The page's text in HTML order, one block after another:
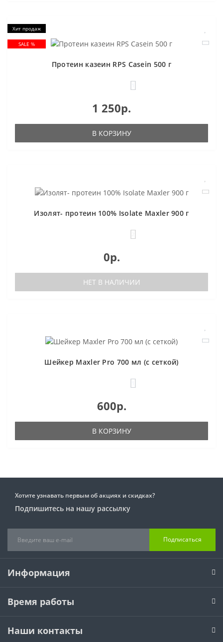
Хит продаж
SALE %
Протеин казеин RPS Casein 500 г
1 250р.
В КОРЗИНУ
Изолят- протеин 100% Isolate Maxler 900 г
0р.
НЕТ В НАЛИЧИИ
Шейкер Maxler Pro 700 мл (с сеткой)
600р.
В КОРЗИНУ
Хотите узнавать первым об акциях и скидках?
Подпишитесь на нашу рассылку
Подписаться
Информация
Время работы
Наши контакты